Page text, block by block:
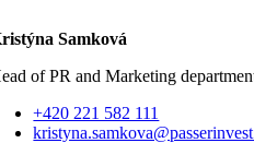
Samková
of PR and Marketing
+420 221 582 111